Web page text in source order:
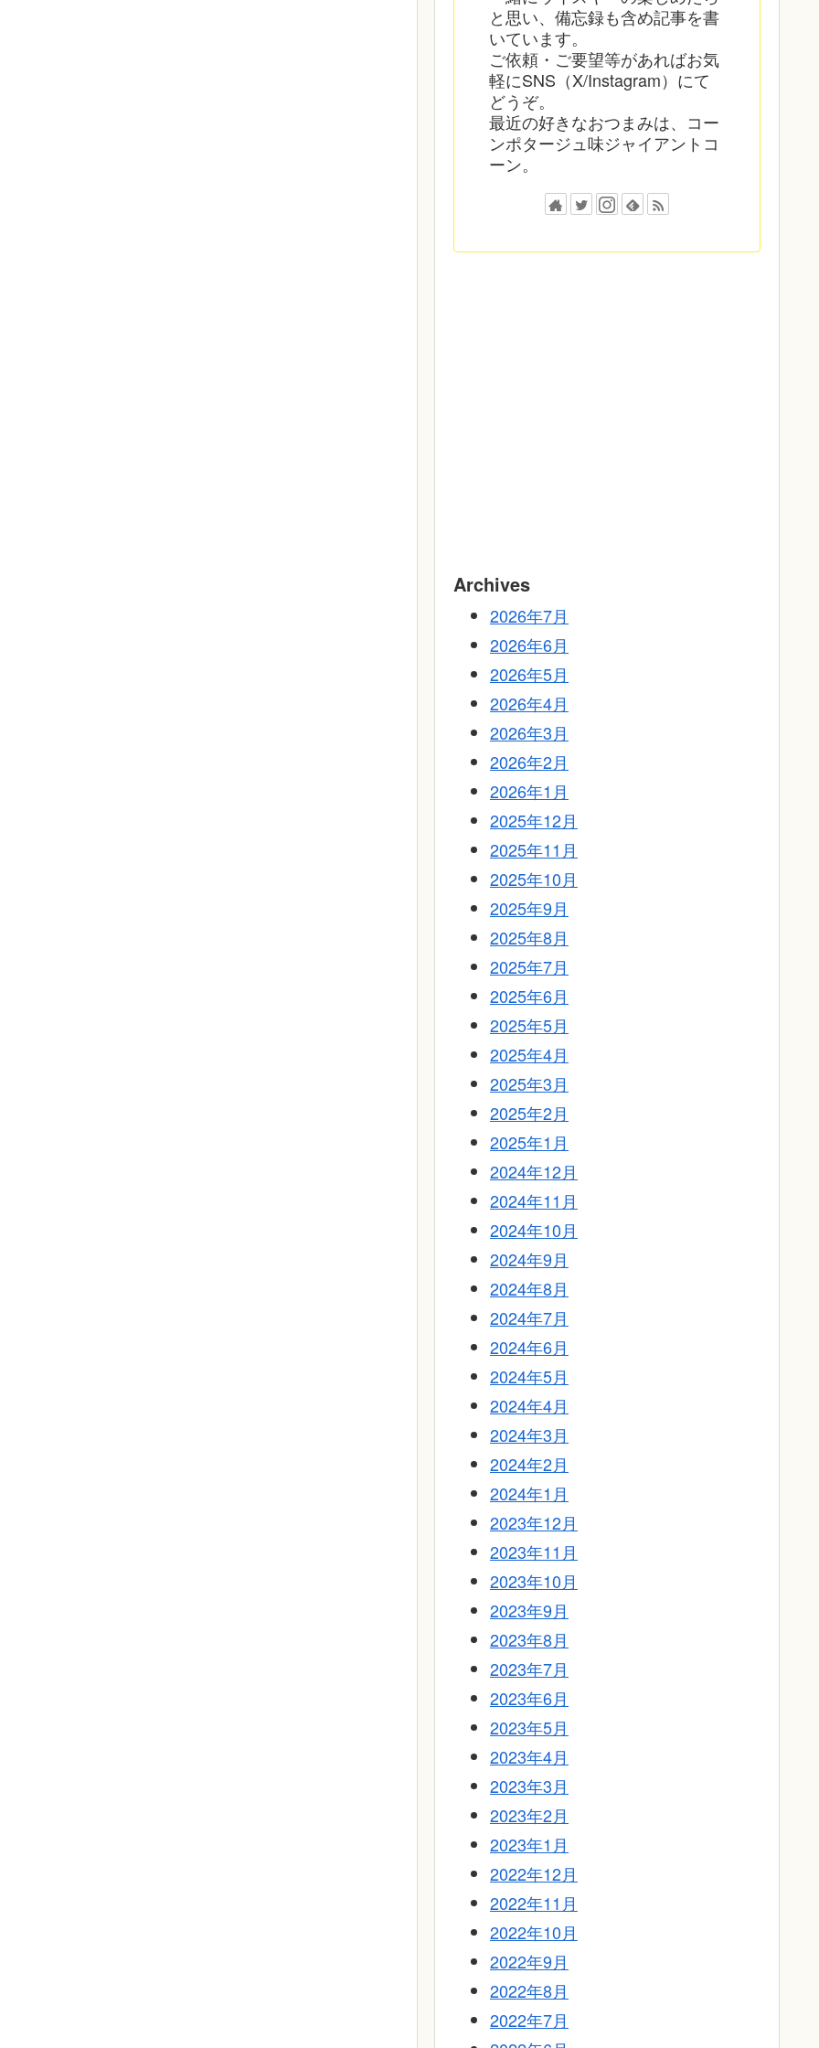
と思い、備忘録も含め記事を書
いています。
ご依頼・ご要望等があればお気
軽にSNS（X/Instagram）にて
どうぞ。
最近の好きなおつまみは、コー
ンポタージュ味ジャイアントコ
ーン。
Archives
2026年7月
2026年6月
2026年5月
2026年4月
2026年3月
2026年2月
2026年1月
2025年12月
2025年11月
2025年10月
2025年9月
2025年8月
2025年7月
2025年6月
2025年5月
2025年4月
2025年3月
2025年2月
2025年1月
2024年12月
2024年11月
2024年10月
2024年9月
2024年8月
2024年7月
2024年6月
2024年5月
2024年4月
2024年3月
2024年2月
2024年1月
2023年12月
2023年11月
2023年10月
2023年9月
2023年8月
2023年7月
2023年6月
2023年5月
2023年4月
2023年3月
2023年2月
2023年1月
2022年12月
2022年11月
2022年10月
2022年9月
2022年8月
2022年7月